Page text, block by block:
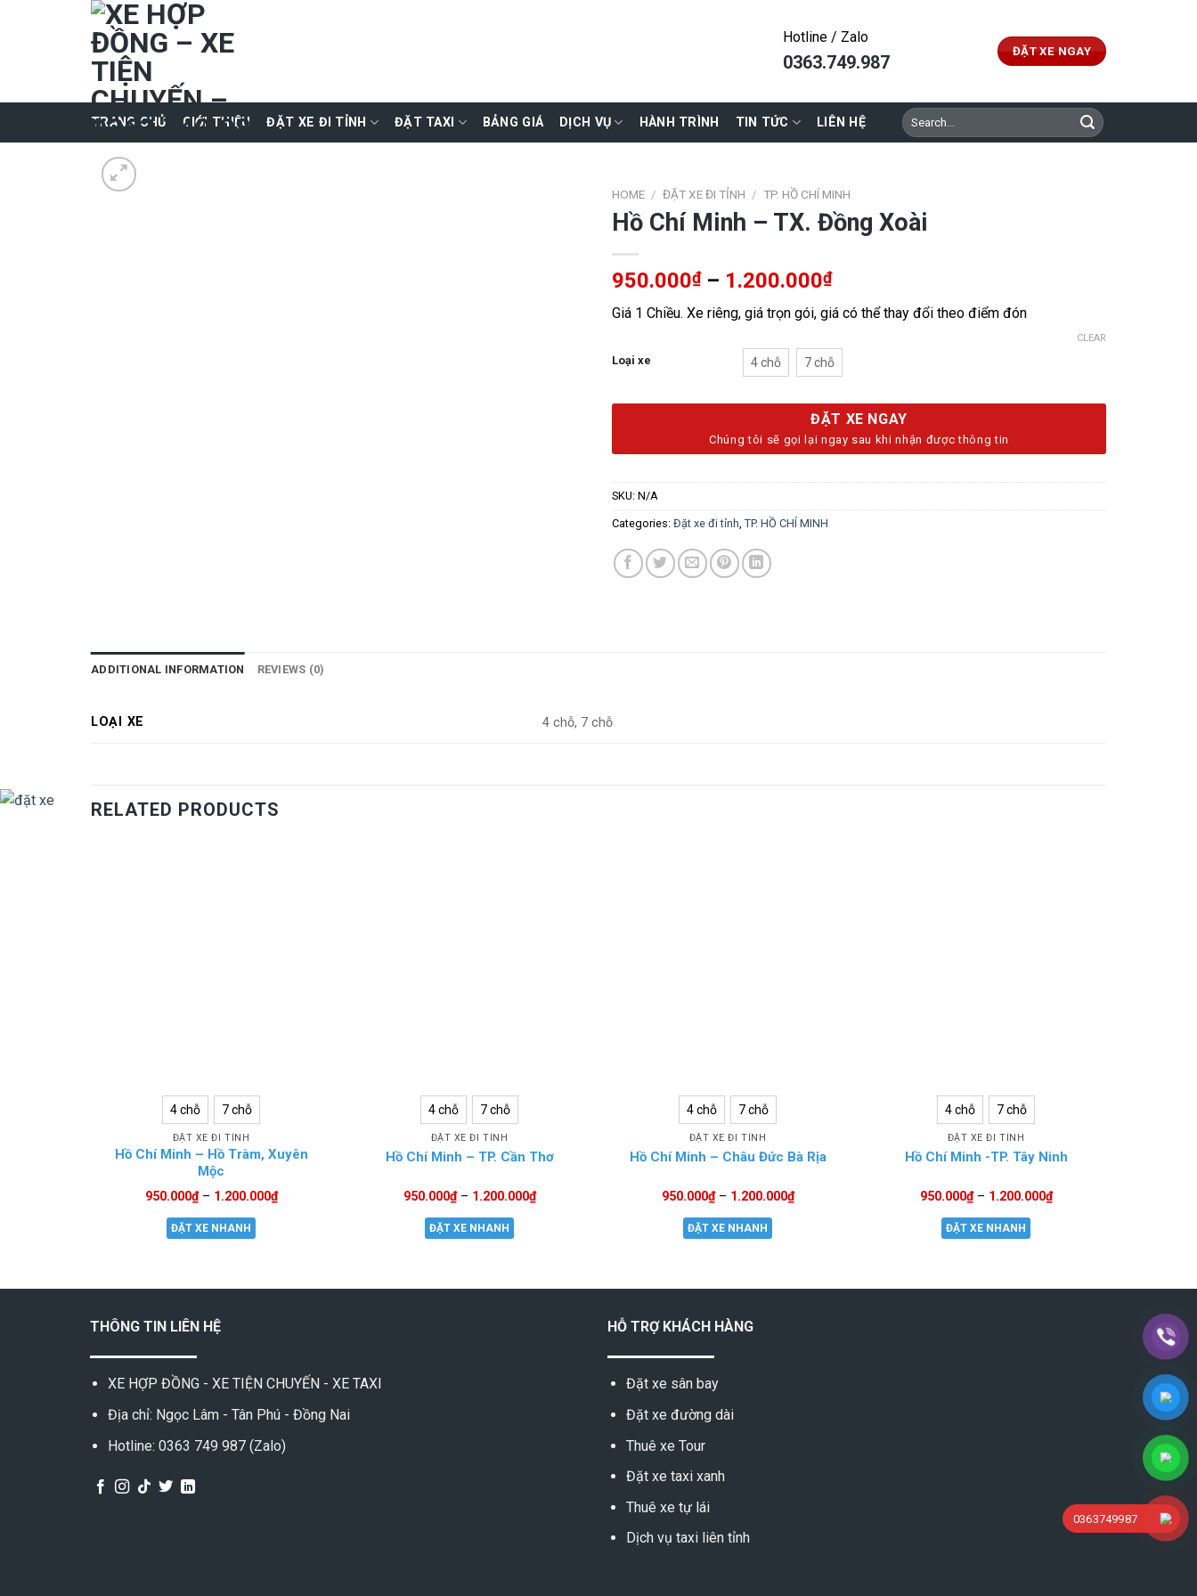
Hotline / Zalo
0363.749.987
ĐẶT XE NGAY
TRANG CHỦ GIỚI THIỆU ĐẶT XE ĐI TỈNH ĐẶT TAXI BẢNG GIÁ DỊCH VỤ HÀNH TRÌNH TIN TỨC LIÊN HỆ
Search
for:
HOME / ĐẶT XE ĐI TỈNH / TP. HỒ CHÍ MINH
Hồ Chí Minh – TX. Đồng Xoài
950.000₫– 1.200.000₫
Giá 1 Chiều. Xe riêng, giá trọn gói, giá có thể thay đổi theo điểm đón
Loại xe 4 chỗ 7 chỗ
CLEAR
ĐẶT XE NGAY
Chúng tôi sẽ gọi lại ngay sau khi nhận được thông tin
SKU: N/A
Categories: Đặt xe đi tỉnh, TP. HỒ CHÍ MINH
ADDITIONAL INFORMATION REVIEWS (0)
LOẠI XE 4 chỗ, 7 chỗ
RELATED PRODUCTS
4 chỗ 7 chỗ
ĐẶT XE ĐI TỈNH
Hồ Chí Minh – Hồ Tràm, Xuyên
Mộc
950.000₫– 1.200.000₫
ĐẶT XE NHANH
4 chỗ 7 chỗ
ĐẶT XE ĐI TỈNH
Hồ Chí Minh – TP. Cần Thơ
950.000₫– 1.200.000₫
ĐẶT XE NHANH
4 chỗ 7 chỗ
ĐẶT XE ĐI TỈNH
Hồ Chí Minh – Châu Đức Bà Rịa
950.000₫– 1.200.000₫
ĐẶT XE NHANH
4 chỗ 7 chỗ
ĐẶT XE ĐI TỈNH
Hồ Chí Minh -TP. Tây Ninh
950.000₫– 1.200.000₫
ĐẶT XE NHANH
THÔNG TIN LIÊN HỆ
XE HỢP ĐỒNG - XE TIỆN CHUYẾN - XE TAXI
Địa chỉ: Ngọc Lâm - Tân Phú - Đồng Nai
Hotline: 0363 749 987 (Zalo)
HỖ TRỢ KHÁCH HÀNG
Đặt xe sân bay
Đặt xe đường dài
Thuê xe Tour
Đặt xe taxi xanh
Thuê xe tự lái
Dịch vụ taxi liên tỉnh
0363749987